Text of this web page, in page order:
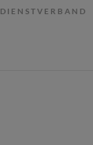
DIENSTVERBAND